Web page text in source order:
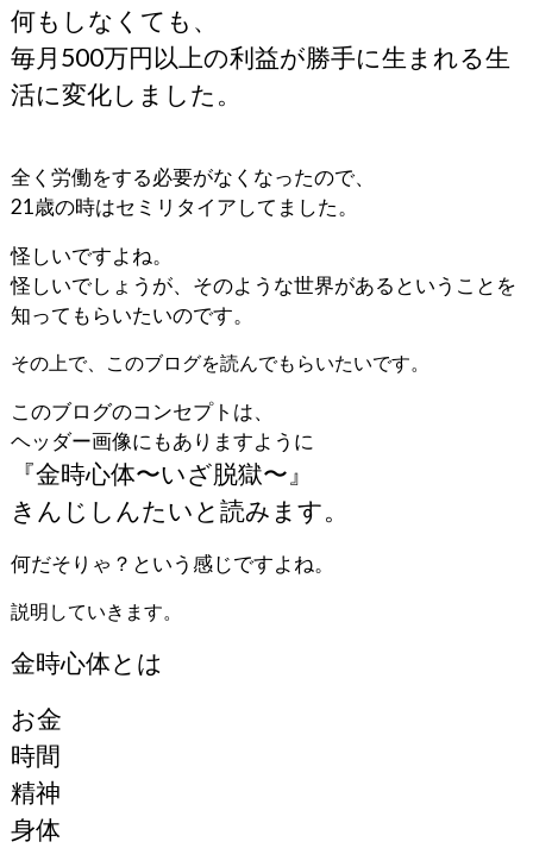
何もしなくても、
毎月500万円以上の利益が勝手に生まれる生
活に変化しました。
全く労働をする必要がなくなったので、
21歳の時はセミリタイアしてました。
怪しいですよね。
怪しいでしょうが、そのような世界があるということを
知ってもらいたいのです。
その上で、このブログを読んでもらいたいです。
このブログのコンセプトは、
ヘッダー画像にもありますように
『金時心体〜いざ脱獄〜』
きんじしんたいと読みます。
何だそりゃ？という感じですよね。
説明していきます。
金時心体とは
お金
時間
精神
身体